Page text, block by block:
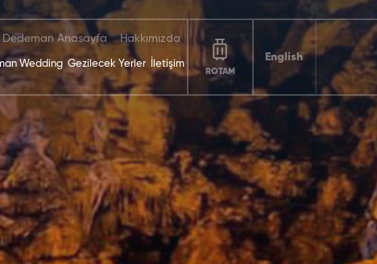
Dedeman Anasayfa Hakkımızda
Wedding Gezilecek Yerler İletişim
ROTAM
English